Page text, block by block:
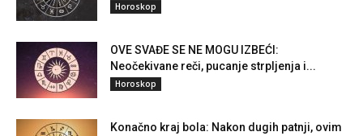
Horoskop
OVE SVAĐE SE NE MOGU IZBEĆI:
Neočekivane reči, pucanje strpljenja i...
Horoskop
Konačno kraj bola: Nakon dugih patnji, ovim